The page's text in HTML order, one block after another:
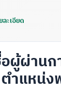
ละเอียด
ผู้ผ่าน
ำแหน่